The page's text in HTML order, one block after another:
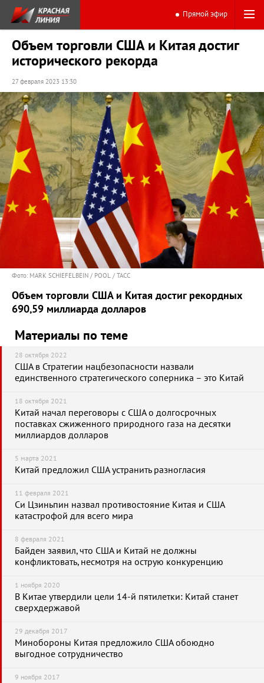
Прямой эфир
Объем торговли США и Китая достиг
исторического рекорда
27 февраля 2023 13:30
Фото: MARK SCHIEFELBEIN / POOL / ТАСС
Объем торговли США и Китая достиг рекордных
690,59 миллиарда долларов
Материалы по теме
28 октября 2022
США в Стратегии нацбезопасности назвали
единственного стратегического соперника – это Китай
18 октября 2021
Китай начал переговоры с США о долгосрочных
поставках сжиженного природного газа на десятки
миллиардов долларов
5 марта 2021
Китай предложил США устранить разногласия
11 февраля 2021
Си Цзиньпин назвал противостояние Китая и США
катастрофой для всего мира
8 февраля 2021
Байден заявил, что США и Китай не должны
конфликтовать, несмотря на острую конкуренцию
1 ноября 2020
В Китае утвердили цели 14-й пятилетки: Китай станет
сверхдержавой
29 декабря 2017
Минобороны Китая предложило США обоюдно
выгодное сотрудничество
9 ноября 2017